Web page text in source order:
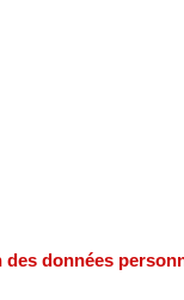
données